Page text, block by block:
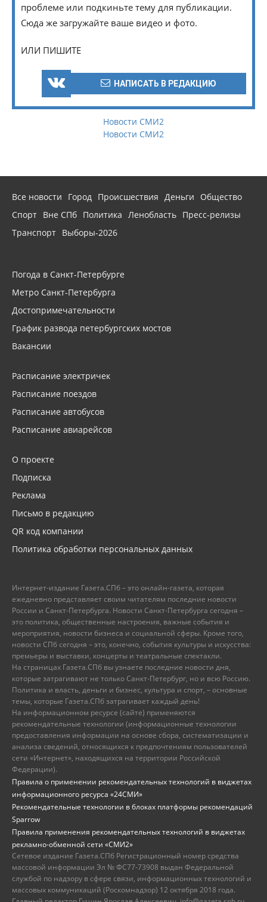
проблеме или подкиньте тему для публикации.
Сюда же загружайте ваше видео и фото.
ИЛИ ПИШИТЕ
НАПИСАТЬ В РЕДАКЦИЮ
Новости СМИ2
Новости СМИ2
Все новости Город Происшествия Деньги
Общество
Спорт Вне СПб Политика Ленобласть Пресс-релизы
Транспорт Выборы-2026
Погода в Санкт-Петербурге
Метро Санкт-Петербурга
Достопримечательности
График развода петербургских мостов
Вакансии
Расписание электричек
Расписание поездов
Расписание автобусов
Расписание авиарейсов
О проекте
Подписка
Реклама
Письмо в редакцию
QR код компании
Политика обработки персональных данных
Интернет-издание Газета.СПб – это онлайн-газета, которая
ежедневно представляет своим читателям последние новости
России и Санкт-Петербурга. Новости Санкт-Петербурга сегодня –
это политика, общественные настроения, важные события и
мероприятия, новости бизнеса и социальной сферы. Кроме того,
новости СПб сегодня – это, конечно, события культуры и искусства:
премьеры и выставки, концерты и театральные спектакли.
На страницах Газета.СПб вы узнаете последние новости дня,
которые затрагивают не только Санкт-Петербург, но и всю Россию.
Политика и власть, деньги и бизнес, культура и спорт, – основные
темы, которые Газета.СПб затрагивает каждый день!
На информационном ресурсе (сайте) применяются
рекомендательные технологии (информационные технологии
предоставления информации на основе сбора, систематизации и
анализа сведений, относящихся к предпочтениям пользователей
сети «Интернет», находящихся на территории Российской
Федерации).
Правила о применении рекомендательных технологий в виджетах
информационного ресурса «24СМИ»
Рекомендательные технологии в блоках платформы рекомендаций
Sparrow
Правила применения рекомендательных технологий в виджетах
рекламно-обменной сети «СМИ2»
Сетевое издание Газета.СПб Регистрационный номер средства
массовой информации Эл № ФС77-73908 выдан Федеральной
службой по надзору в сфере связи, информационных технологий и
массовых коммуникаций (Роскомнадзор) 12 октября 2018 года.